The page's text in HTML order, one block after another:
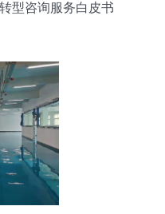
型咨询服务白皮书